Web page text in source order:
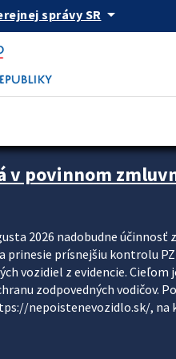
správy SR arrow_drop_down
upútavok
v povinnom
2026 nadobudne
prinesie prísnejšiu kontrolu
vozidiel z evidencie.
zodpovedných vodičov.
nepoistenevozidlo.sk/, na